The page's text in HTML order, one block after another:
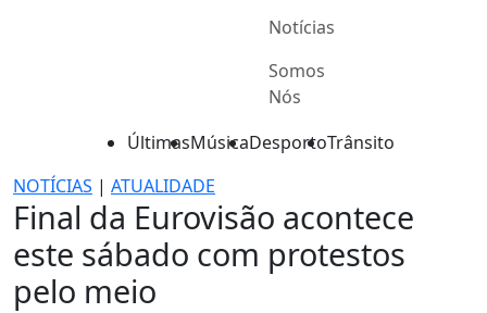
Notícias
Somos
Nós
ÚltimasMúsicaDesportoTrânsito
NOTÍCIAS | ATUALIDADE
Final da Eurovisão acontece
este sábado com protestos
pelo meio